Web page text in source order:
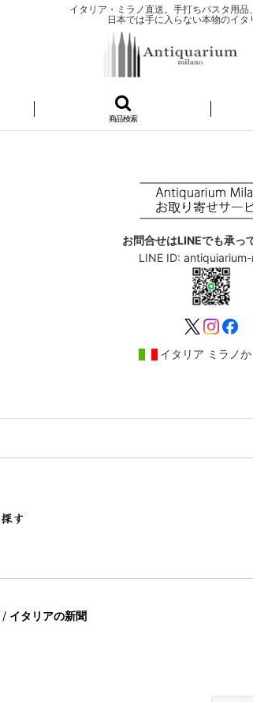
イタリア・ミラノ直送。手打ちパスタ用
日本では手に入らない本物のイタ
商品検索
お問合せはLINEでも承っ
LINE ID:
イタリア ミラノ
/ イタリアの新聞